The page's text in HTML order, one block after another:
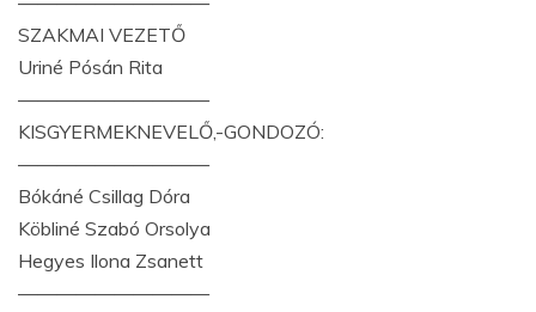
SZAKMAI VEZETŐ
Uriné Pósán Rita
——————————
KISGYERMEKNEVELŐ,-GONDOZÓ:
——————————
Bókáné Csillag Dóra
Köbliné Szabó Orsolya
Hegyes Ilona Zsanett
——————————